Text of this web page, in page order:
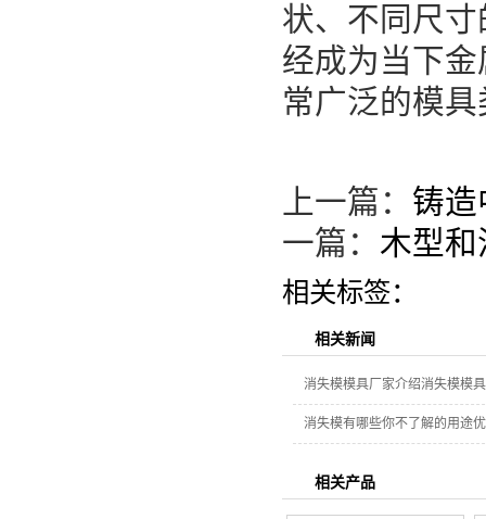
状、不同尺
经成为当下
常广泛的模
上一篇： 铸
一篇： 木型
相关标签：
相关新闻
消失模模具厂家介绍消失模模
消失模有哪些你不了解的用途
相关产品